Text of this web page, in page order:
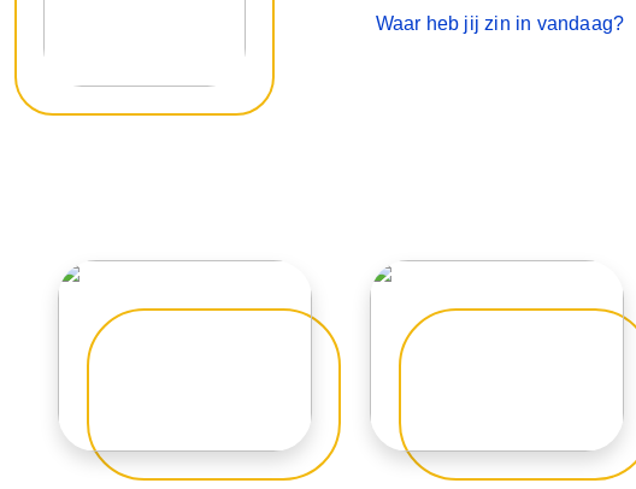
Waar heb jij zin in vandaag?